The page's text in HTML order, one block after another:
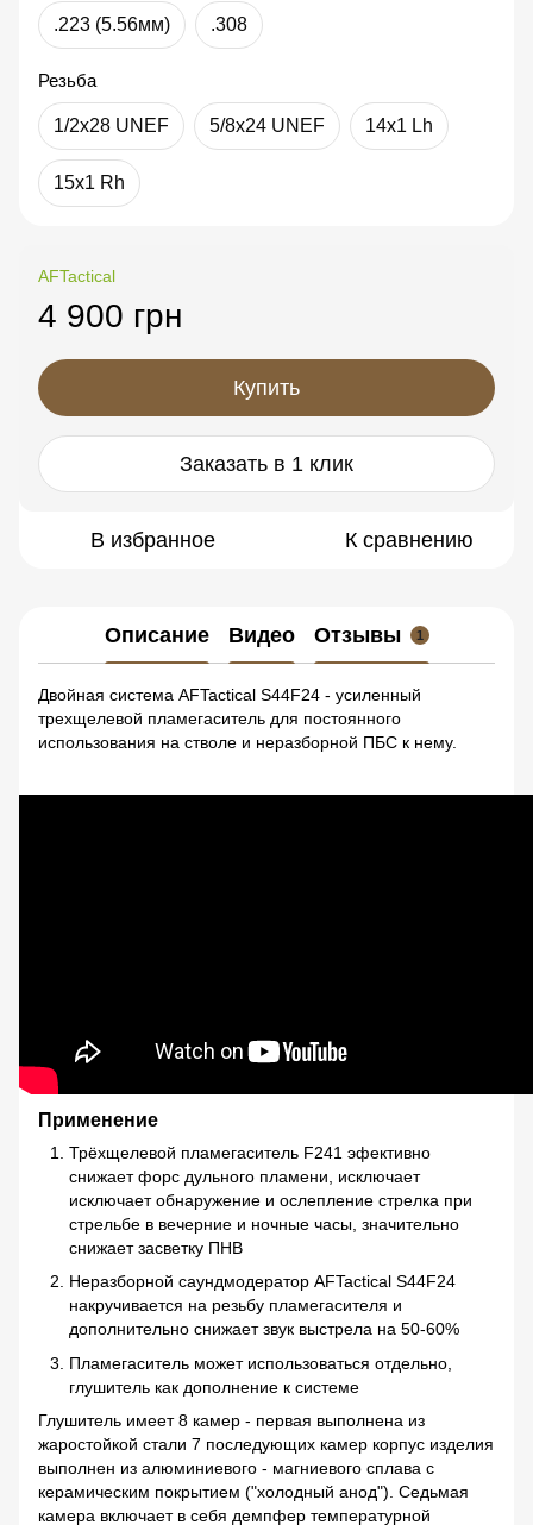
.223 (5.56мм) .308
Резьба
1/2x28 UNEF 5/8x24 UNEF 14x1 Lh
15x1 Rh
AFTactical
4 900 грн
Купить
Заказать в 1 клик
В избранное К сравнению
Описание Видео Отзывы 1
Двойная система AFTactical S44F24 - усиленный
трехщелевой пламегаситель для постоянного
использования на стволе и неразборной ПБС к нему.
Применение
Трёхщелевой пламегаситель F241 эфективно
снижает форс дульного пламени, исключает
исключает обнаружение и ослепление стрелка при
стрельбе в вечерние и ночные часы, значительно
снижает засветку ПНВ
Неразборной саундмодератор AFTactical S44F24
накручивается на резьбу пламегасителя и
дополнительно снижает звук выстрела на 50-60%
Пламегаситель может использоваться отдельно,
глушитель как дополнение к системе
Глушитель имеет 8 камер - первая выполнена из
жаростойкой стали 7 последующих камер корпус изделия
выполнен из алюминиевого - магниевого сплава с
керамическим покрытием ("холодный анод"). Седьмая
камера включает в себя демпфер температурной